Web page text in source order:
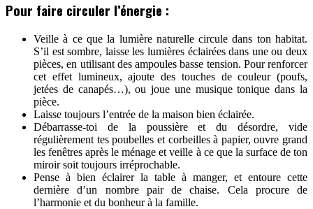
Pour faire circuler l’énergie :
Veille à ce que la lumière naturelle circule dans ton habitat.
S’il est sombre, laisse les lumières éclairées dans une ou deux
pièces, en utilisant des ampoules basse tension. Pour renforcer
cet effet lumineux, ajoute des touches de couleur (poufs,
jetées de canapés…), ou joue une musique tonique dans la
pièce.
Laisse toujours l’entrée de la maison bien éclairée.
Débarrasse-toi de la poussière et du désordre, vide
régulièrement tes poubelles et corbeilles à papier, ouvre grand
les fenêtres après le ménage et veille à ce que la surface de ton
miroir soit toujours irréprochable.
Pense à bien éclairer la table à manger, et entoure cette
dernière d’un nombre pair de chaise. Cela procure de
l’harmonie et du bonheur à la famille.